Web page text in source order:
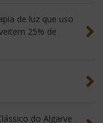
de luz que uso
25% de
do Algarve